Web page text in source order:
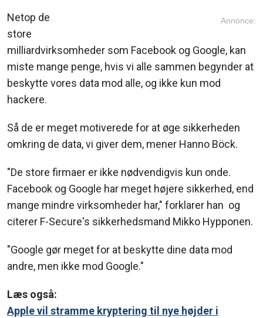
Annonce:
Netop de
store
milliardvirksomheder som Facebook og Google, kan
miste mange penge, hvis vi alle sammen begynder at
beskytte vores data mod alle, og ikke kun mod
hackere.
Så de er meget motiverede for at øge sikkerheden
omkring de data, vi giver dem, mener Hanno Böck.
"De store firmaer er ikke nødvendigvis kun onde.
Facebook og Google har meget højere sikkerhed, end
mange mindre virksomheder har," forklarer han og
citerer F-Secure's sikkerhedsmand Mikko Hypponen.
"Google gør meget for at beskytte dine data mod
andre, men ikke mod Google."
Læs også:
Apple vil stramme kryptering til nye højder i